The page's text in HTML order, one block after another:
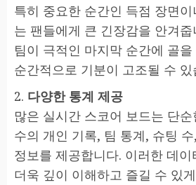
특히 중요한 순간인 득점 장면
는 팬들에게 큰 긴장감을 안겨
팀이 극적인 마지막 순간에 골
순간적으로 기분이 고조될 수 있
2. 다양한 통계 제공
많은 실시간 스코어 보드는 단
수의 개인 기록, 팀 통계, 슈팅
정보를 제공합니다. 이러한 데
더욱 깊이 이해하고 즐길 수 있